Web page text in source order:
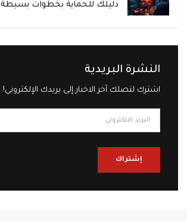
دليلك للحماية بخطوات بسيطة
النشرة البريدية
اشترك لتصلك آخر الاخبار إلى بريدك الإلكتروني!
إشتراك